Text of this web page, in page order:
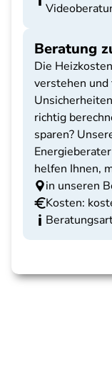
Beratung
Die
verstehen
richtig
sparen?
helfen Ihnen,
in unseren
Kosten: